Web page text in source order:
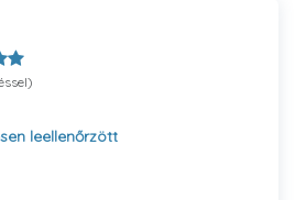
leellenőrzött